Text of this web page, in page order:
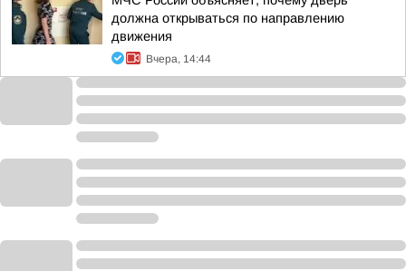
должна открываться по направлению
движения
Вчера, 14:44